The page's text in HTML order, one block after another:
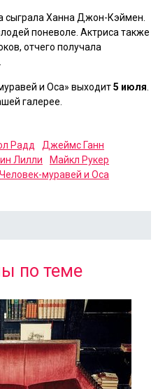
сыграла Ханна Джон-Кэймен.
поневоле. Актриса также
отчего получала
и Оса» выходит5 июля
галерее.
Радд
Джеймс Ганн
Лилли
Майкл Рукер
Человек-муравей и Оса
по теме